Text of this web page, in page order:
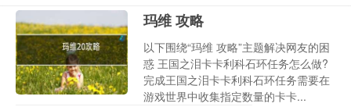
玛维 攻略
以下围绕“玛维 攻略”主题解决网友的困
惑 王国之泪卡卡利科石环任务怎么做?
完成王国之泪卡卡利科石环任务需要在
游戏世界中收集指定数量的卡卡...